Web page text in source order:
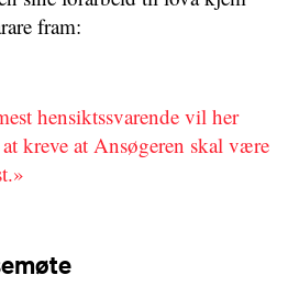
fram:
hensiktssvarende vil her
kreve at Ansøgeren skal være